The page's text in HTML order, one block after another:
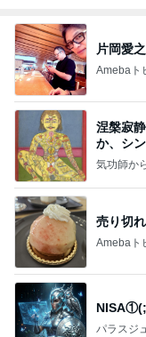
片岡愛
Amebaト
涅槃寂
か、シ
ことが
気功師か
売り切
Amebaト
パラスジ